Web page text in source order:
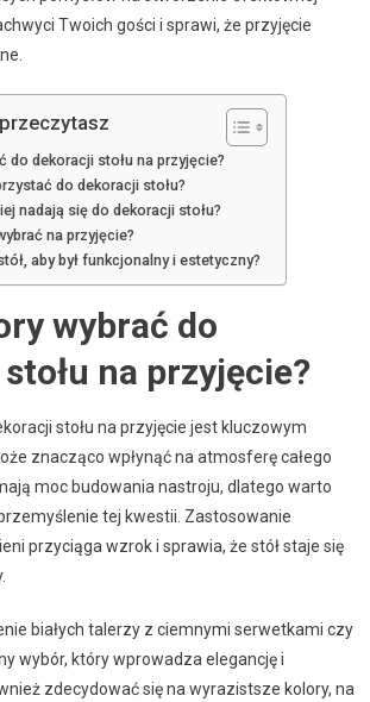
Twoich gości i sprawi, że przyjęcie
do dekoracji stołu na przyjęcie?
do dekoracji stołu?
nadają się do dekoracji stołu?
na przyjęcie?
aby był funkcjonalny i estetyczny?
wybrać do
na przyjęcie?
stołu na przyjęcie jest kluczowym
znacząco wpłynąć na atmosferę całego
moc budowania nastroju, dlatego warto
tej kwestii. Zastosowanie
przyciąga wzrok i sprawia, że stół staje się
białych talerzy z ciemnymi serwetkami czy
wybór, który wprowadza elegancję i
zdecydować się na wyrazistsze kolory, na